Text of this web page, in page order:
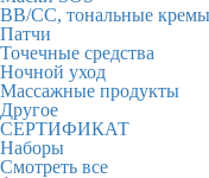
BB/CC, тональные кремы
Патчи
Точечные средства
Ночной уход
Массажные продукты
Другое
СЕРТИФИКАТ
Наборы
Смотреть все